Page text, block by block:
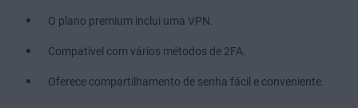
O plano premium inclui uma VPN.
Compatível com vários métodos de 2FA.
Oferece compartilhamento de senha fácil e conveniente.